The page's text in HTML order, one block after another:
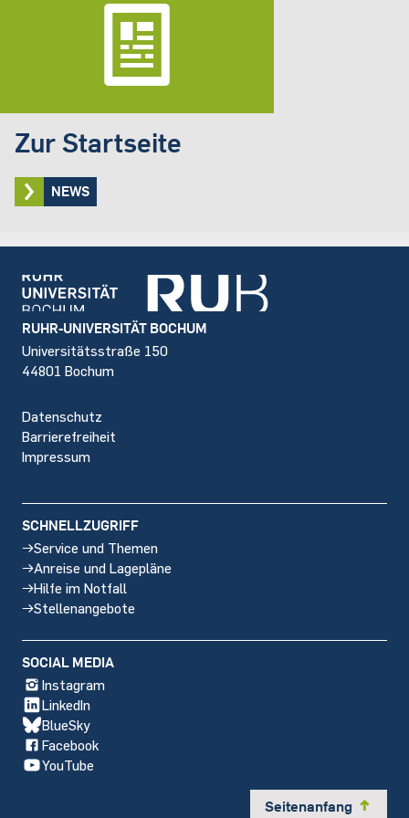
Zur Startseite
NEWS
Footer
RUHR-UNIVERSITÄT BOCHUM
Universitätsstraße 150
44801 Bochum
Datenschutz
Barrierefreiheit
Impressum
SCHNELLZUGRIFF
Service und Themen
Anreise und Lagepläne
Hilfe im Notfall
Stellenangebote
SOCIAL MEDIA
Instagram
LinkedIn
BlueSky
Facebook
YouTube
Seitenanfang y